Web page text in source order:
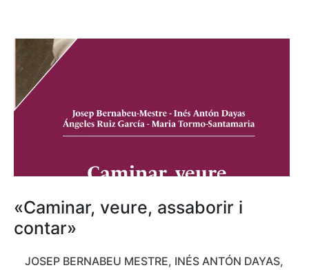
«Caminar, veure, assaborir i
contar»
JOSEP BERNABEU MESTRE, INÉS ANTÓN DAYAS,